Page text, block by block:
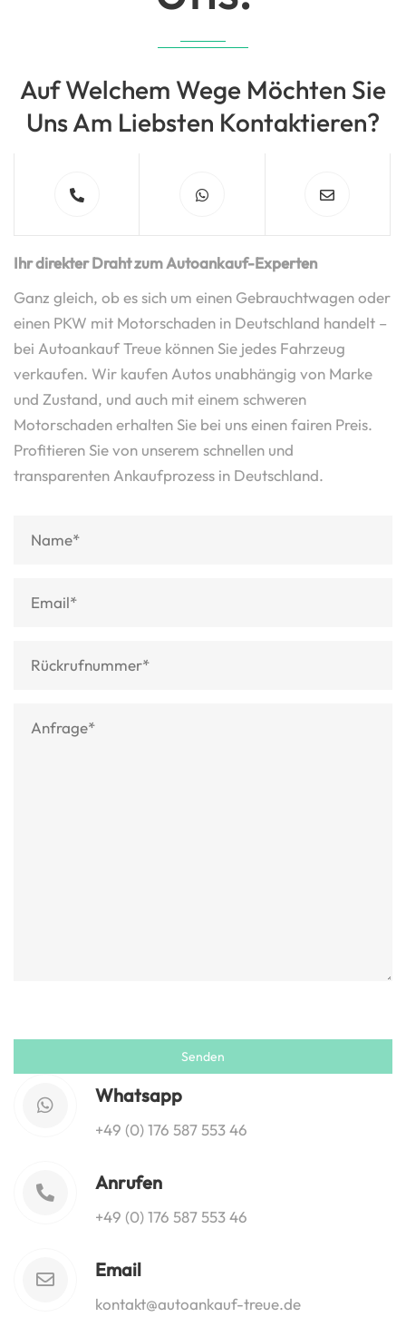
Auf Welchem Wege Möchten Sie
Uns Am Liebsten Kontaktieren?
Ihr direkter Draht zum Autoankauf-Experten
Ganz gleich, ob es sich um einen Gebrauchtwagen oder
einen PKW mit Motorschaden in Deutschland handelt –
bei Autoankauf Treue können Sie jedes Fahrzeug
verkaufen. Wir kaufen Autos unabhängig von Marke
und Zustand, und auch mit einem schweren
Motorschaden erhalten Sie bei uns einen fairen Preis.
Profitieren Sie von unserem schnellen und
transparenten Ankaufprozess in Deutschland.
Whatsapp
+49 (0) 176 587 553 46
Anrufen
+49 (0) 176 587 553 46
Email
kontakt@autoankauf-treue.de